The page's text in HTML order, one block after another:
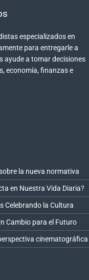
especializados en
para entregarle a
ayude a tomar decisiones
economía, finanzas e
la nueva normativa
en Nuestra Vida Diaria?
Celebrando la Cultura
Cambio para el Futuro
cinematográfica